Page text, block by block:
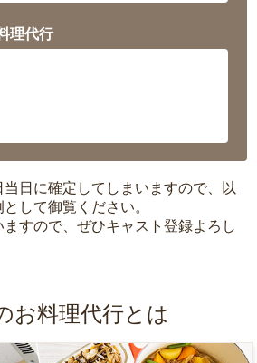
理代行
日に確定してしまいますので、以
して御覧ください。
すので、ぜひキャスト登録よろし
お料理代行とは